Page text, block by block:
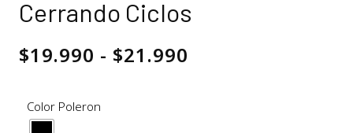
Cerrando Ciclos
$19.990 - $21.990
Color Poleron